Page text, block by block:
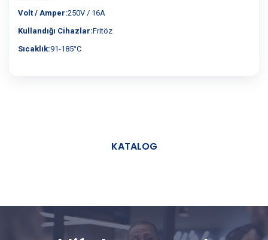
Volt / Amper:250V / 16A
Kullandığı Cihazlar:Fritöz
Sıcaklık:91-185°C
KATALOG